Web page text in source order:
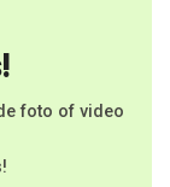
foto of video